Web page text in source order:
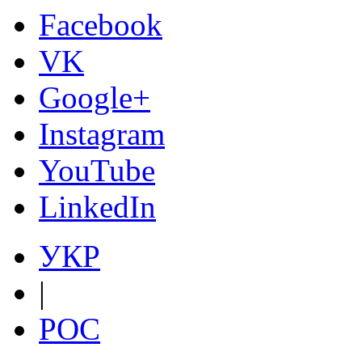
Facebook
VK
Google+
Instagram
YouTube
LinkedIn
УКР
|
РОС